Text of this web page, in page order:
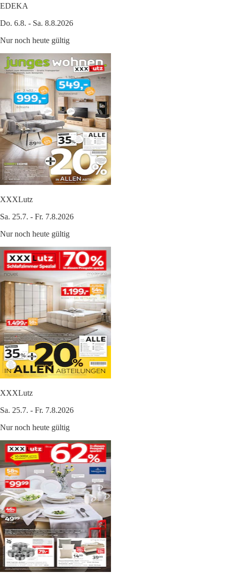
EDEKA
Do. 6.8. - Sa. 8.8.2026
Nur noch heute gültig
XXXLutz
Sa. 25.7. - Fr. 7.8.2026
Nur noch heute gültig
XXXLutz
Sa. 25.7. - Fr. 7.8.2026
Nur noch heute gültig